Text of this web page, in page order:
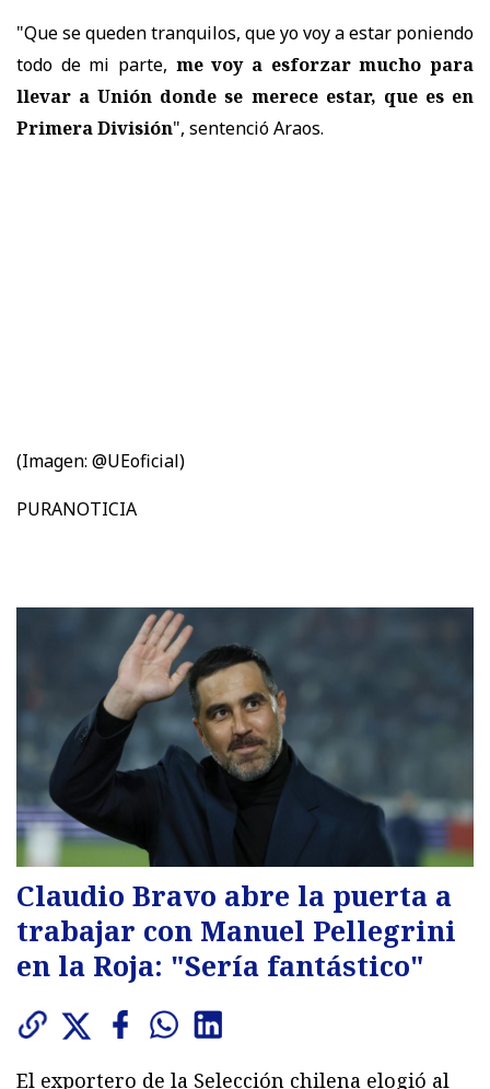
"Que se queden tranquilos, que yo voy a estar poniendo
todo de mi parte, me voy a esforzar mucho para
llevar a Unión donde se merece estar, que es en
Primera División", sentenció Araos.
(Imagen: @UEoficial)
PURANOTICIA
Claudio Bravo abre la puerta a
trabajar con Manuel Pellegrini
en la Roja: "Sería fantástico"
El exportero de la Selección chilena elogió al